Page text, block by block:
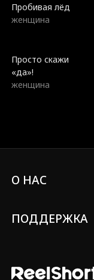
Пробивая лёд
женщина
Просто скажи
«да»!
женщина
О НАС
ПОДДЕРЖКА